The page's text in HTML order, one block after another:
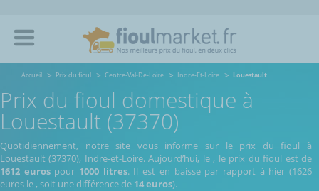
Accueil Prix du fioul Centre-Val-De-Loire Indre-Et-Loire Louestault
Prix du fioul domestique à
Louestault (37370)
Quotidiennement, notre site vous informe sur le prix du fioul à
Louestault (37370), Indre-et-Loire.Aujourd’hui, le , le prix du fioul est de
1612 eurospour 1000 litres. Il est en baisse par rapport à hier (1626
euros le , soit une différence de 14 euros).